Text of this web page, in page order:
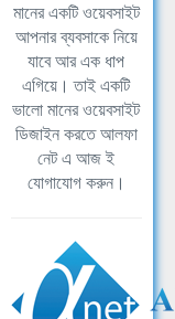
মানের একটি ওয়েবসাইট
আপনার ব্যবসাকে নিয়ে
যাবে আর এক ধাপ
এগিয়ে। তাই একটি
ভালো মানের ওয়েবসাইট
ডিজাইন করতে আলফা
নেট এ আজ ই
যোগাযোগ করুন।